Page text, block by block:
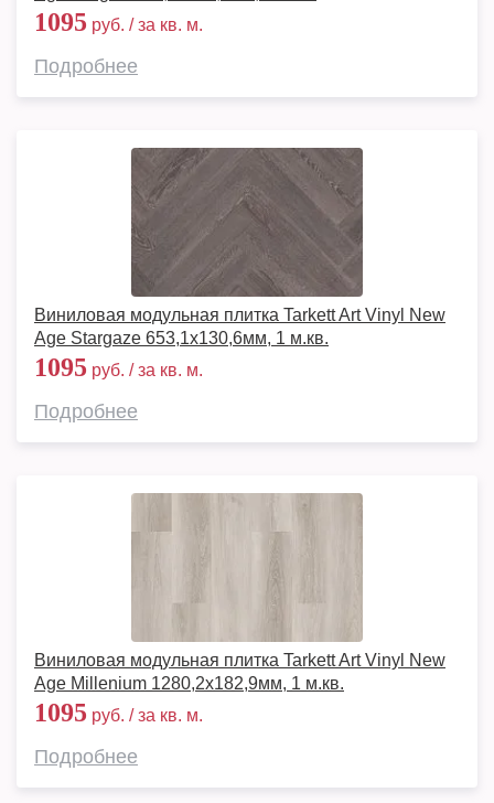
1095 руб. / за кв. м.
Подробнее
Виниловая модульная плитка Tarkett Art Vinyl New
Age Stargaze 653,1х130,6мм, 1 м.кв.
1095 руб. / за кв. м.
Подробнее
Виниловая модульная плитка Tarkett Art Vinyl New
Age Millenium 1280,2х182,9мм, 1 м.кв.
1095 руб. / за кв. м.
Подробнее